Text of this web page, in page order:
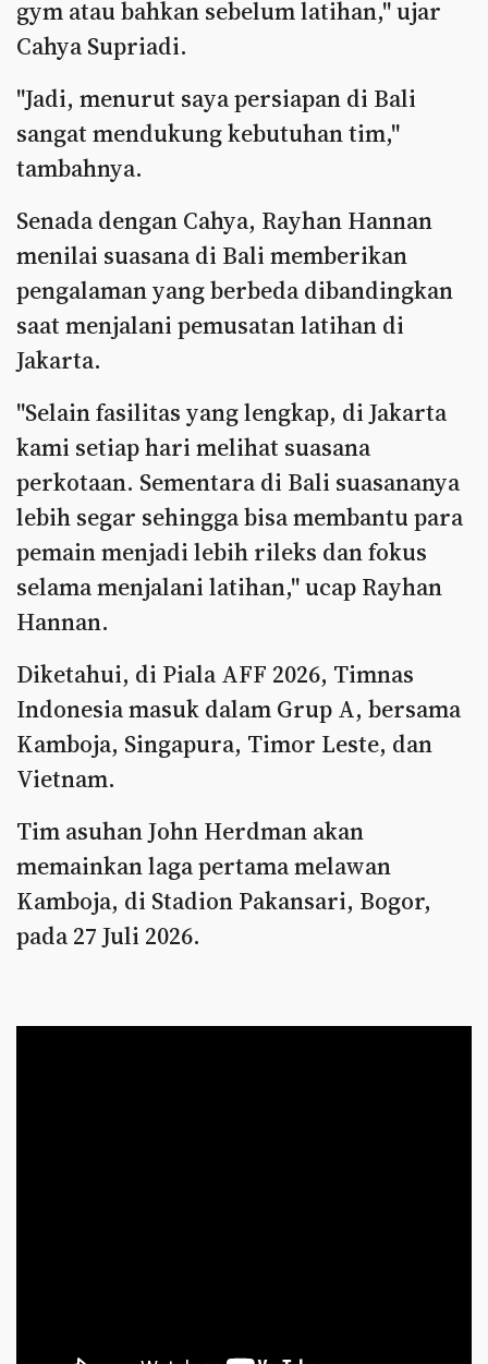
gym atau bahkan sebelum latihan," ujar
Cahya Supriadi.
"Jadi, menurut saya persiapan di Bali
sangat mendukung kebutuhan tim,"
tambahnya.
Senada dengan Cahya, Rayhan Hannan
menilai suasana di Bali memberikan
pengalaman yang berbeda dibandingkan
saat menjalani pemusatan latihan di
Jakarta.
"Selain fasilitas yang lengkap, di Jakarta
kami setiap hari melihat suasana
perkotaan. Sementara di Bali suasananya
lebih segar sehingga bisa membantu para
pemain menjadi lebih rileks dan fokus
selama menjalani latihan," ucap Rayhan
Hannan.
Diketahui, di Piala AFF 2026, Timnas
Indonesia masuk dalam Grup A, bersama
Kamboja, Singapura, Timor Leste, dan
Vietnam.
Tim asuhan John Herdman akan
memainkan laga pertama melawan
Kamboja, di Stadion Pakansari, Bogor,
pada 27 Juli 2026.